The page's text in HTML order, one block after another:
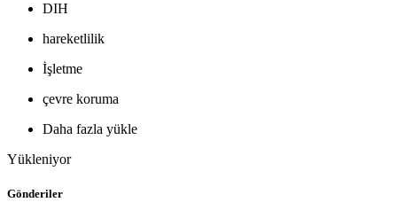
DIH
hareketlilik
İşletme
çevre koruma
Daha fazla yükle
Yükleniyor
Gönderiler